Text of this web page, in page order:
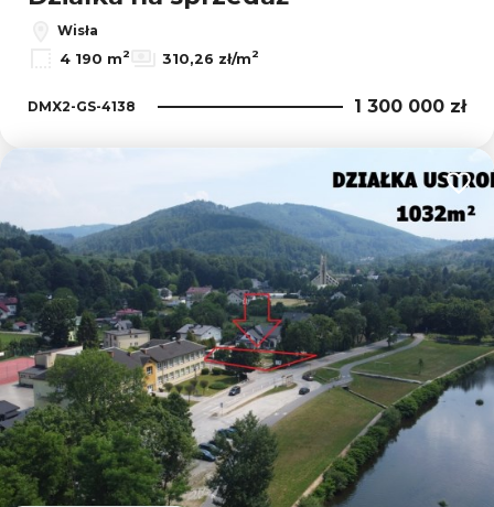
Wisła
4 190 m2 310,26 zł/m2
DMX2-GS-4138 1 300 000 zł